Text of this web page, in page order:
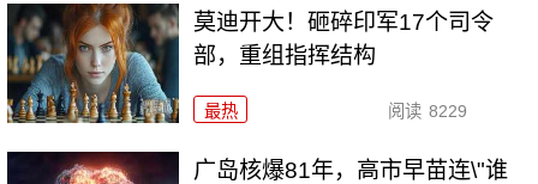
莫迪开大！砸碎印军17个司令
部，重组指挥结构
最热 阅读 8229
广岛核爆81年，高市早苗连\"谁